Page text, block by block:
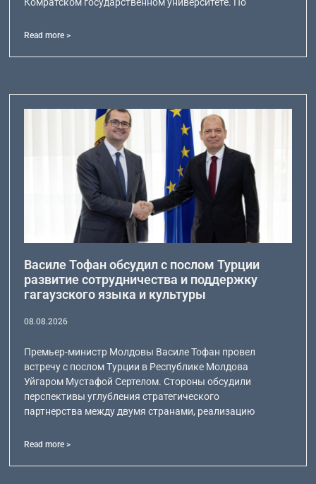
Read more >
Василе Тофан обсудил с послом Турции
развитие сотрудничества и поддержку
гагаузского языка и культуры
08.08.2026
Премьер-министр Молдовы Василе Тофан провел
встречу с послом Турции в Республике Молдова
Уйгаром Мустафой Сертелом. Стороны обсудили
перспективы углубления стратегического
партнерства между двумя странами, реализацию
Read more >